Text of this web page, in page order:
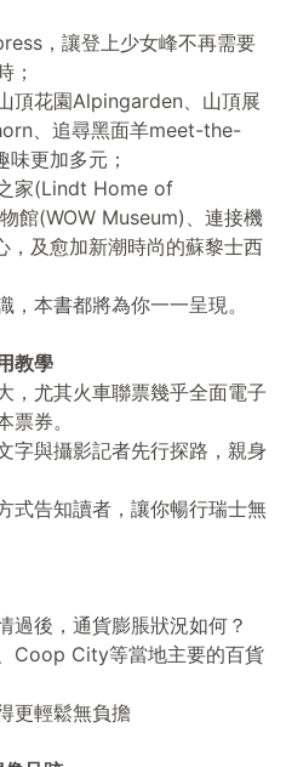
，讓登上少女峰不再需要
；
頂花園Alpingarden、山頂展
、追尋黑面羊meet-the-
更加多元；
家(Lindt Home of
館(WOW Museum)、連接機
及愈加新潮時尚的蘇黎士西
本書都將為你一一呈現。
教學
，尤其火車聯票幾乎全面電子
券。
字與攝影記者先行探路，親身
式告知讀者，讓你暢行瑞士無
過後，通貨膨脹狀況如何？
Coop City等當地主要的百貨
更輕鬆無負擔